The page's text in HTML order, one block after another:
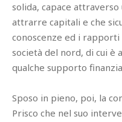
solida, capace
attrarre capitali e che
conoscenze ed i
società del nord, di cui è
qualche supporto
Sposo in pieno, poi, la
Prisco che nel suo